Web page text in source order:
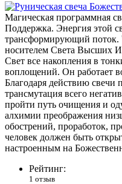
Магическая программная
Поддержка. Энергия этой
трансформирующий поток.
носителем Света Высших
Свет все накопления в
воплощений. Он работает
Благодаря действию свечи
трансмутация всего
пройти путь очищения и
алхимии преображения
обострений, проработок,
человек должен быть
настроенным на
Рейтинг:
1 отзыв